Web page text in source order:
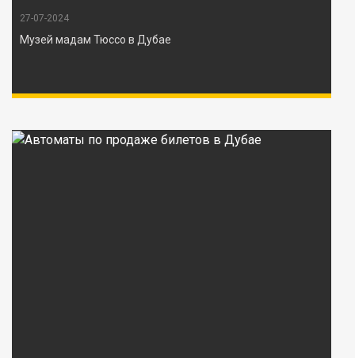
27-07-2024
Музей мадам Тюссо в Дубае